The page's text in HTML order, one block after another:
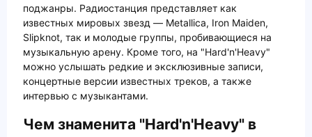
поджанры. Радиостанция представляет как
известных мировых звезд — Metallica, Iron Maiden,
Slipknot, так и молодые группы, пробивающиеся на
музыкальную арену. Кроме того, на "Hard'n'Heavy"
можно услышать редкие и эксклюзивные записи,
концертные версии известных треков, а также
интервью с музыкантами.
Чем знаменита "Hard'n'Heavy" в